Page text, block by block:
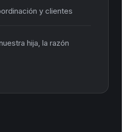
y clientes
hija, la razón